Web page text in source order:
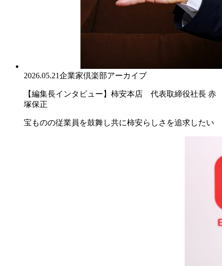
2026.05.21企業家倶楽部アーカイブ
【編集長インタビュー】柿安本店 代表取締役社長 赤
塚保正
宝ものの従業員を鼓舞し共に柿安らしさを追求したい